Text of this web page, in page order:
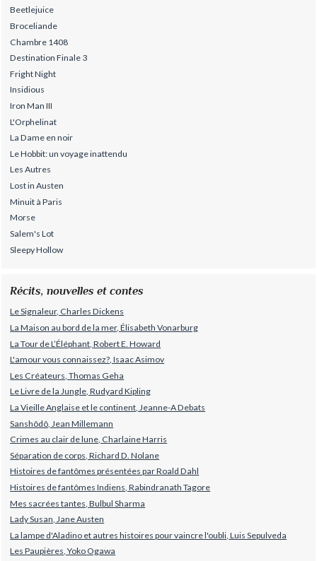
Beetlejuice
Broceliande
Chambre 1408
Destination Finale 3
Fright Night
Insidious
Iron Man III
L'Orphelinat
La Dame en noir
Le Hobbit: un voyage inattendu
Les Autres
Lost in Austen
Minuit à Paris
Morse
Salem's Lot
Sleepy Hollow
Récits, nouvelles et contes
Le Signaleur, Charles Dickens
La Maison au bord de la mer, Élisabeth Vonarburg
La Tour de L’Éléphant, Robert E. Howard
L'amour vous connaissez?, Isaac Asimov
Les Créateurs, Thomas Geha
Le Livre de la Jungle, Rudyard Kipling
La Vieille Anglaise et le continent, Jeanne-A Debats
Sanshôdô, Jean Millemann
Crimes au clair de lune, Charlaine Harris
Séparation de corps, Richard D. Nolane
Histoires de fantômes présentées par Roald Dahl
Histoires de fantômes Indiens, Rabindranath Tagore
Mes sacrées tantes, Bulbul Sharma
Lady Susan, Jane Austen
La lampe d'Aladino et autres histoires pour vaincre l'oubli, Luis Sepulveda
Les Paupières, Yoko Ogawa